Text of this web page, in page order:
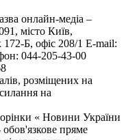
онлайн-медіа –
місто Київ,
Б, офіс 208/1 E-mail:
044-205-43-00
розміщених на
на
« Новини України
обов'язкове пряме